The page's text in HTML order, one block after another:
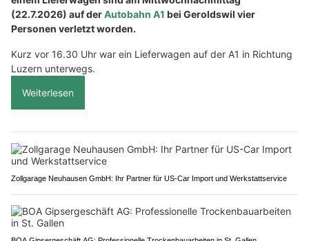
(22.7.2026) auf derAutobahn A1 bei Geroldswil vier
Personen verletzt worden.
Kurz vor 16.30 Uhr war ein Lieferwagen auf der A1 in Richtung
Luzern unterwegs.
Weiterlesen
Zollgarage Neuhausen GmbH: Ihr Partner für US-Car Import und Werkstattservice